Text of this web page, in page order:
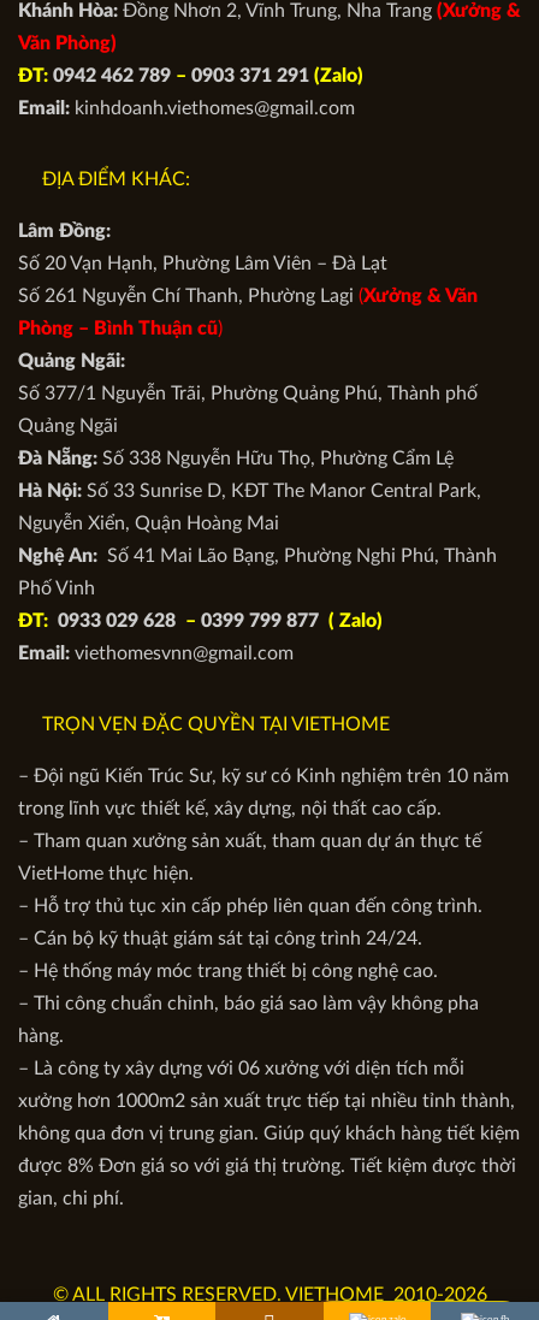
Khánh Hòa: Đồng Nhơn 2, Vĩnh Trung, Nha Trang (Xưởng &
Văn Phòng)
ĐT: 0942 462 789 – 0903 371 291 (Zalo)
Email: kinhdoanh.viethomes@gmail.com
ĐỊA ĐIỂM KHÁC:
Lâm Đồng:
Số 20 Vạn Hạnh, Phường Lâm Viên – Đà Lạt
Số 261 Nguyễn Chí Thanh, Phường Lagi (Xưởng & Văn
Phòng – Bình Thuận cũ)
Quảng Ngãi:
Số 377/1 Nguyễn Trãi, Phường Quảng Phú, Thành phố
Quảng Ngãi
Đà Nẵng: Số 338 Nguyễn Hữu Thọ, Phường Cẩm Lệ
Hà Nội: Số 33 Sunrise D, KĐT The Manor Central Park,
Nguyễn Xiển, Quận Hoàng Mai
Nghệ An: Số 41 Mai Lão Bạng, Phường Nghi Phú, Thành
Phố Vinh
ĐT: 0933 029 628 – 0399 799 877 ( Zalo)
Email: viethomesvnn@gmail.com
TRỌN VẸN ĐẶC QUYỀN TẠI VIETHOME
– Đội ngũ Kiến Trúc Sư, kỹ sư có Kinh nghiệm trên 10 năm
trong lĩnh vực thiết kế, xây dựng, nội thất cao cấp.
– Tham quan xưởng sản xuất, tham quan dự án thực tế
VietHome thực hiện.
– Hỗ trợ thủ tục xin cấp phép liên quan đến công trình.
– Cán bộ kỹ thuật giám sát tại công trình 24/24.
– Hệ thống máy móc trang thiết bị công nghệ cao.
– Thi công chuẩn chỉnh, báo giá sao làm vậy không pha
hàng.
– Là công ty xây dựng với 06 xưởng với diện tích mỗi
xưởng hơn 1000m2 sản xuất trực tiếp tại nhiều tỉnh thành,
không qua đơn vị trung gian. Giúp quý khách hàng tiết kiệm
được 8% Đơn giá so với giá thị trường. Tiết kiệm được thời
gian, chi phí.
© ALL RIGHTS RESERVED. VIETHOME 2010-2026